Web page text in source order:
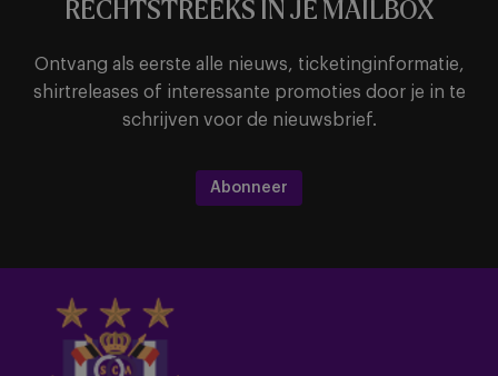
RECHTSTREEKS IN JE MAILBOX
Ontvang als eerste alle nieuws, ticketinginformatie,
shirtreleases of interessante promoties door je in te
schrijven voor de nieuwsbrief.
Abonneer